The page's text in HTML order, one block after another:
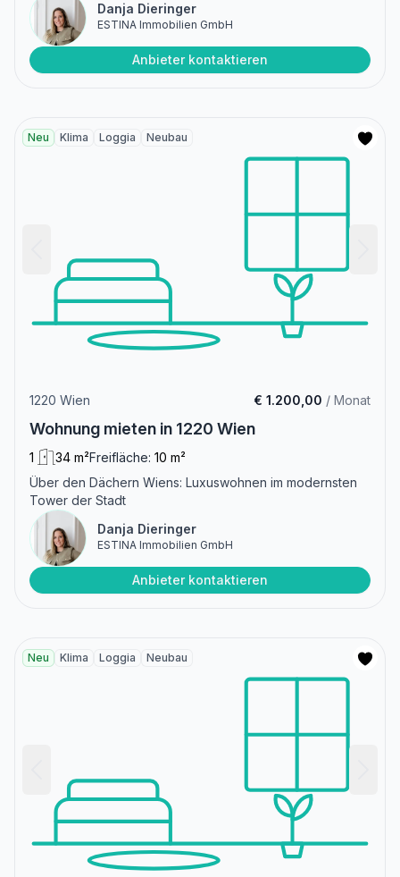
Danja Dieringer
ESTINA Immobilien GmbH
Anbieter kontaktieren
Neu Klima Loggia Neubau
1220 Wien € 1.200,00 / Monat
Wohnung mieten in 1220 Wien
1 34 m²Freifläche: 10 m²
Über den Dächern Wiens: Luxuswohnen im modernsten
Tower der Stadt
Danja Dieringer
ESTINA Immobilien GmbH
Anbieter kontaktieren
Neu Klima Loggia Neubau